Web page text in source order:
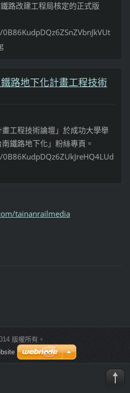
路改建工程局核定的正式版
路地下化計畫工程技術
畫工程技術論壇」於成功大學舉
鐵路地下化」粉絲專頁。
tainanrailmedia
版權所有。